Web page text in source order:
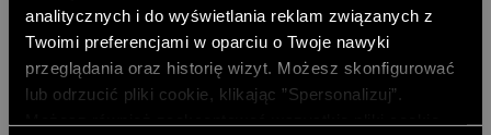
analitycznych i do wyświetlania reklam związanych z
Twoimi preferencjami w oparciu o Twoje nawyki
przeglądania oraz historię wizyt. Możesz skonfigurować
lub odrzucić pliki cookie, klikając ”Spersonalizuj”.